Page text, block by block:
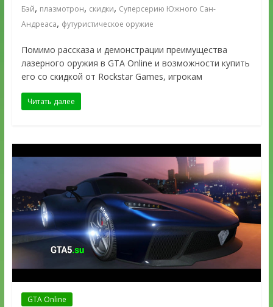
Бэй, плазмотрон, скидки, Суперсерию Южного Сан-
Андреаса, футуристическое оружие
Помимо рассказа и демонстрации преимущества
лазерного оружия в GTA Online и возможности купить
его со скидкой от Rockstar Games, игрокам
Читать далее
GTA Online